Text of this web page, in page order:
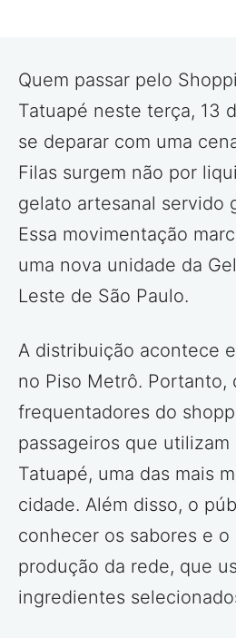
Quem passar pelo
Tatuapé neste terça, 13
se deparar com uma
Filas surgem não por
gelato artesanal servido
Essa movimentação
uma nova unidade da
Leste de São Paulo.
A distribuição acontece
no Piso Metrô. Portanto,
frequentadores do
passageiros que utilizam
Tatuapé, uma das mais
cidade. Além disso, o
conhecer os sabores e
produção da rede, que
ingredientes